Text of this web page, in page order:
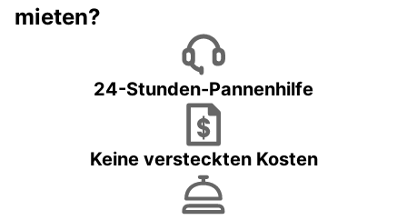
mieten?
24-Stunden-Pannenhilfe
Keine versteckten Kosten